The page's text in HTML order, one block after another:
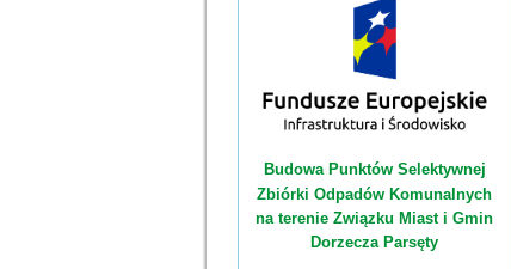
Budowa Punktów Selektywnej
Zbiórki Odpadów Komunalnych
na terenie Związku Miast i Gmin
Dorzecza Parsęty